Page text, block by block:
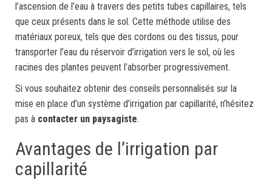
l’ascension de l’eau à travers des petits tubes capillaires, tels
que ceux présents dans le sol. Cette méthode utilise des
matériaux poreux, tels que des cordons ou des tissus, pour
transporter l’eau du réservoir d’irrigation vers le sol, où les
racines des plantes peuvent l’absorber progressivement.
Si vous souhaitez obtenir des conseils personnalisés sur la
mise en place d’un système d’irrigation par capillarité, n’hésitez
pas à contacter un paysagiste.
Avantages de l’irrigation par
capillarité